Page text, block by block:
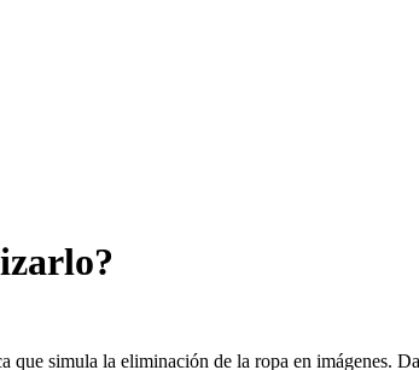
simula la eliminación de la ropa en imágenes.